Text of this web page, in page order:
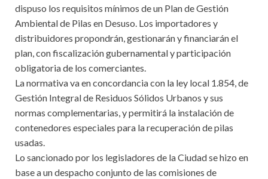
dispuso los requisitos mínimos de un Plan de Gestión
Ambiental de Pilas en Desuso. Los importadores y
distribuidores propondrán, gestionarán y financiarán el
plan, con fiscalización gubernamental y participación
obligatoria de los comerciantes.
La normativa va en concordancia con la ley local 1.854, de
Gestión Integral de Residuos Sólidos Urbanos y sus
normas complementarias, y permitirá la instalación de
contenedores especiales para la recuperación de pilas
usadas.
Lo sancionado por los legisladores de la Ciudad se hizo en
base a un despacho conjunto de las comisiones de